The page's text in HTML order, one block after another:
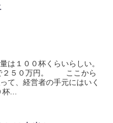
は１００杯くらいらしい。
２５０万円。 ここから
て、経営者の手元にはいく
杯...